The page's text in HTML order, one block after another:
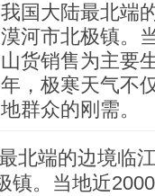
国大陆最北端
河市北极镇。
货销售为主要
，极寒天气不
群众的刚需。
北端的边境临
镇。当地近